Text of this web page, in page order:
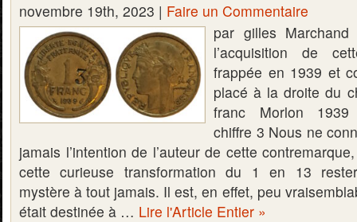
novembre 19th, 2023 | Faire un Commentaire
par gilles Marchand
l’acquisition de
frappée en 1939 et
placé à la droite du
franc Morlon 1939
chiffre 3 Nous ne
jamais l’intention de l’auteur de cette
cette curieuse transformation du 1 en 13
mystère à tout jamais. Il est, en effet, peu
était destinée à … Lire l'Article Entier »